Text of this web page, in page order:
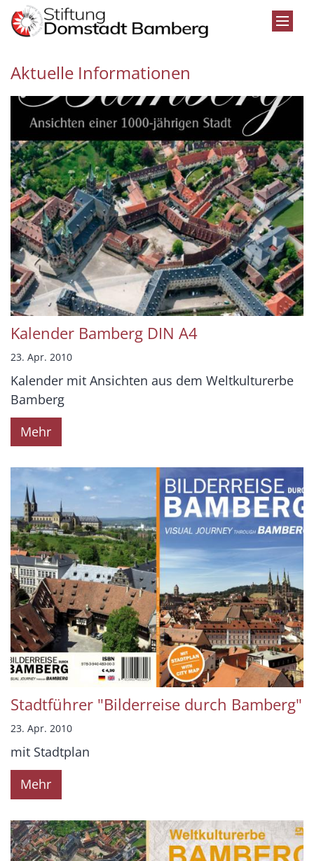
Zum Inhalt springen
Aktuelle Informationen
Kalender Bamberg DIN A4
23. Apr. 2010
Kalender mit Ansichten aus dem Weltkulturerbe
Bamberg
Mehr
Stadtführer "Bilderreise durch Bamberg"
23. Apr. 2010
mit Stadtplan
Mehr